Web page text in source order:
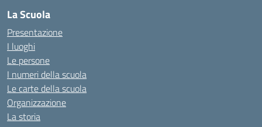
La Scuola
Presentazione
I luoghi
Le persone
I numeri della scuola
Le carte della scuola
Organizzazione
La storia